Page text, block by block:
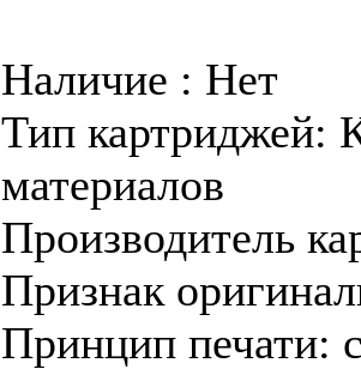
Наличие : Нет
Тип картриджей:
материалов
Производитель
Признак
Принцип печати: